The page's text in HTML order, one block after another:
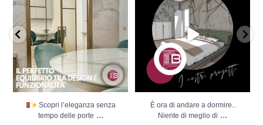
Scopri l’eleganza senza
tempo delle porte ...
È ora di andare a dormire..
Niente di meglio di ...